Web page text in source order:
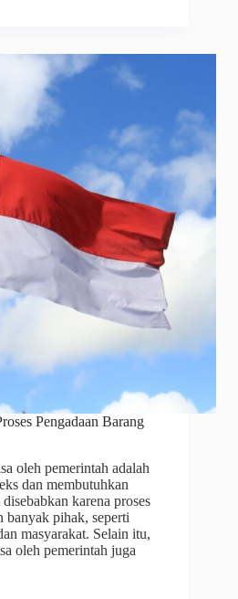
Pengadaan Barang
oleh pemerintah adalah
dan membutuhkan
karena proses
banyak pihak, seperti
masyarakat. Selain itu,
oleh pemerintah juga